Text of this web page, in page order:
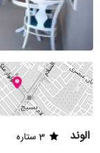
الوند
3 ستاره